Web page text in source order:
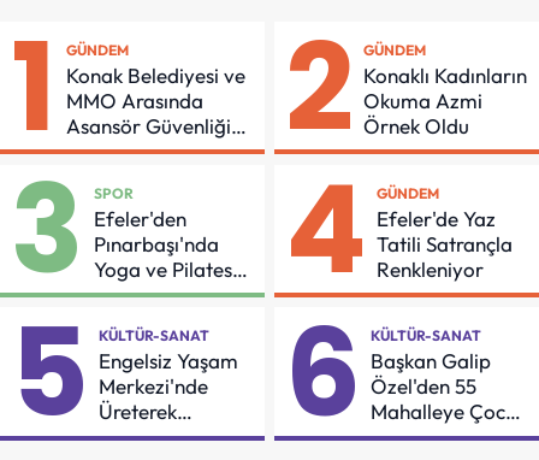
1 GÜNDEM
Konak Belediyesi ve
MMO Arasında
Asansör Güvenliği
İçin Önemli Protokol
2 GÜNDEM
Konaklı Kadınların
Okuma Azmi
Örnek Oldu
3 SPOR
Efeler'den
Pınarbaşı'nda
Yoga ve Pilates
Buluşması
4 GÜNDEM
Efeler'de Yaz
Tatili Satrançla
Renkleniyor
5 KÜLTÜR-SANAT
Engelsiz Yaşam
Merkezi'nde
Üreterek
Güçleniyorlar
6 KÜLTÜR-SANAT
Başkan Galip
Özel'den 55
Mahalleye Çocuk
Şenliği